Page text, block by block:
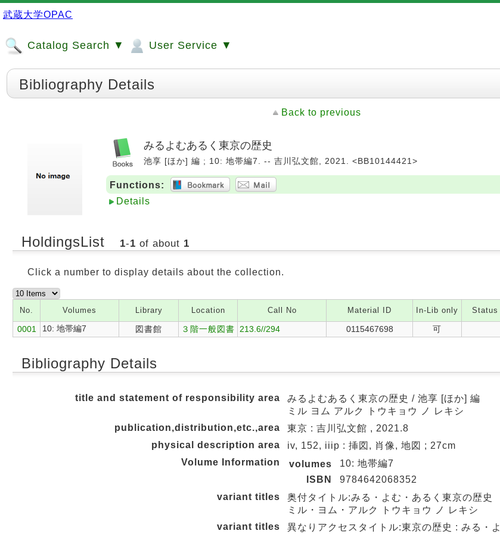
武蔵大学OPAC
Catalog Search ▼ User Service ▼
Bibliography Details
Back to previous
みるよむあるく東京の歴史
池享 [ほか] 編 ; 10: 地帯編7. -- 吉川弘文館, 2021. <BB10144421>
Functions:
Details
HoldingsList 1-1 of about 1
Click a number to display details about the collection.
No. Volumes Library Location Call No Material ID In-Lib only Status
0001 10: 地帯編7 図書館 ３階一般図書 213.6//294 0115467698 可
Bibliography Details
title and statement of responsibility area
みるよむあるく東京の歴史 / 池享 [ほか] 編
ミル ヨム アルク トウキョウ ノ レキシ
publication,distribution,etc.,area
東京 : 吉川弘文館 , 2021.8
physical description area
iv, 152, iiip : 挿図, 肖像, 地図 ; 27cm
Volume Information
volumes
10: 地帯編7
ISBN
9784642068352
variant titles
奥付タイトル:みる・よむ・あるく東京の歴史
ミル・ヨム・アルク トウキョウ ノ レキシ
variant titles
異なりアクセスタイトル:東京の歴史 : みる・